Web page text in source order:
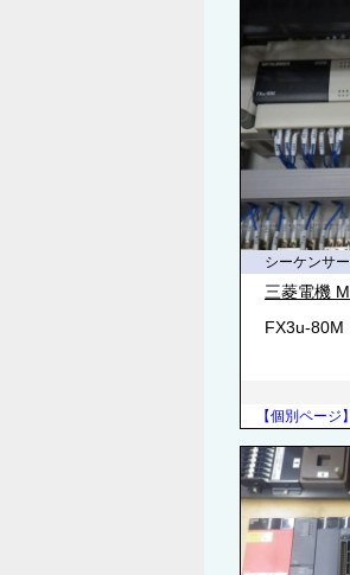
シーケンサー
三菱電機
FX3u-80M
【個別ページ】